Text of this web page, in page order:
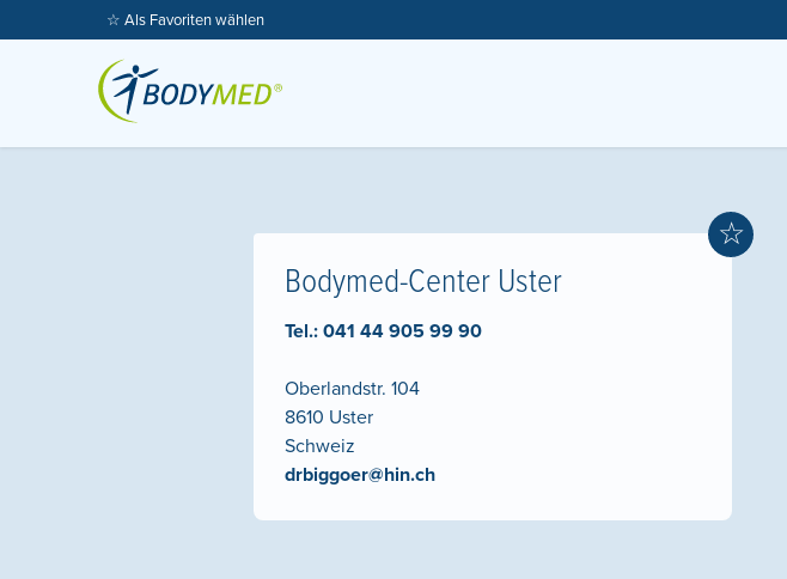
☆ Als Favoriten wählen
☆
Bodymed-Center Uster
Tel.: 041 44 905 99 90
Oberlandstr. 104
8610 Uster
Schweiz
drbiggoer@hin.ch